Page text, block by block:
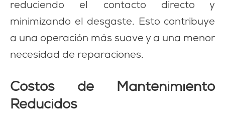
reduciendo el contacto directo y
minimizando el desgaste. Esto contribuye
a una operación más suave y a una menor
necesidad de reparaciones.
Costos de Mantenimiento
Reducidos